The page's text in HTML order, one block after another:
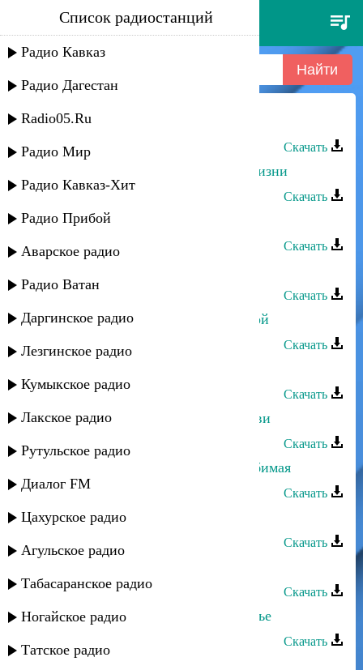
марат - мой бидюк
Список радиостанций
Радио Кавказ
Радио Дагестан
Radio05.Ru
Радио Мир
Радио Кавказ-Хит
Радио Прибой
Аварское радио
Радио Ватан
Даргинское радио
Лезгинское радио
Кумыкское радио
Лакское радио
Рутульское радио
Диалог FM
Цахурское радио
Агульское радио
Табасаранское радио
Ногайское радио
Татское радио
Марат - Мой бидюк
Скачать
Марат Гаджигишиев - Любовь к жизни
Скачать
Марат Пашаян - Бит
Скачать
Скачать
Марат Гаджимурзаев - Будь со мной
Скачать
Скачать
Марат Гаджимурзаев - Пламя любви
Скачать
Марат Гаджимурзаев - Скажи, любимая
Скачать
Марат Гасанов - Дорогая
Скачать
Скачать
Марат Гаджимурзаев - Наше счастье
Скачать